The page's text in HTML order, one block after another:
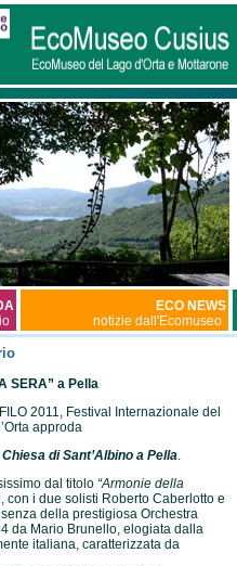
ECO NEWS
notizie dall'Ecomuseo
SERA” a Pella
2011, Festival Internazionale del
approda
di Sant’Albino a Pella.
dal titolo “Armonie della
con i due solisti Roberto Caberlotto e
della prestigiosa Orchestra
da Mario Brunello, elogiata dalla
italiana, caratterizzata da